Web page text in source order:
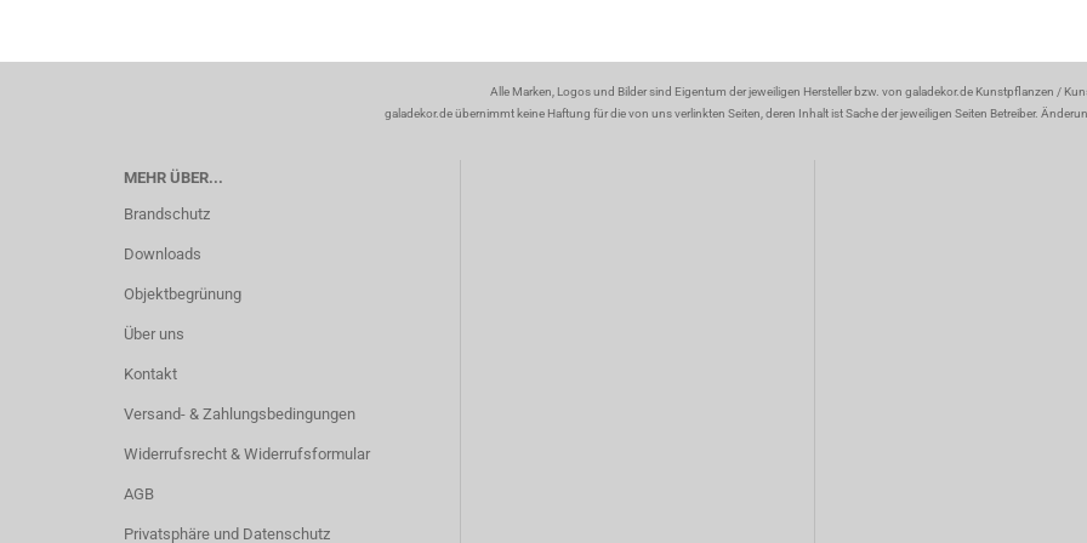
Alle Marken, Logos und Bilder sind Eigentum der jeweiligen Hersteller bzw. von galadekor.de Kunstpflanzen /
galadekor.de übernimmt keine Haftung für die von uns verlinkten Seiten, deren Inhalt ist Sache der jeweiligen Seiten Betreiber.
MEHR ÜBER...
Brandschutz
Downloads
Objektbegrünung
Über uns
Kontakt
Versand- & Zahlungsbedingungen
Widerrufsrecht & Widerrufsformular
AGB
Privatsphäre und Datenschutz